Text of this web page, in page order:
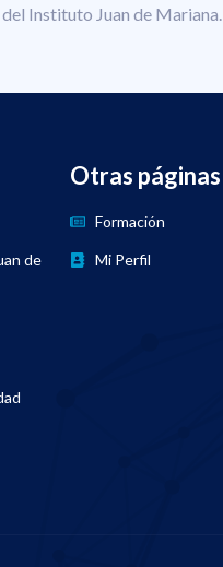
Instituto Juan de Mariana.
de
Otras páginas
Formación
Mi Perfil